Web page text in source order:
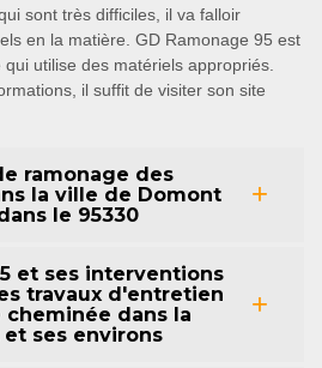
sont très difficiles, il va falloir
en la matière. GD Ramonage 95 est
utilise des matériels appropriés.
il suffit de visiter son site
ramonage des
la ville de Domont
le 95330
et ses interventions
travaux d'entretien
dans la
ses environs